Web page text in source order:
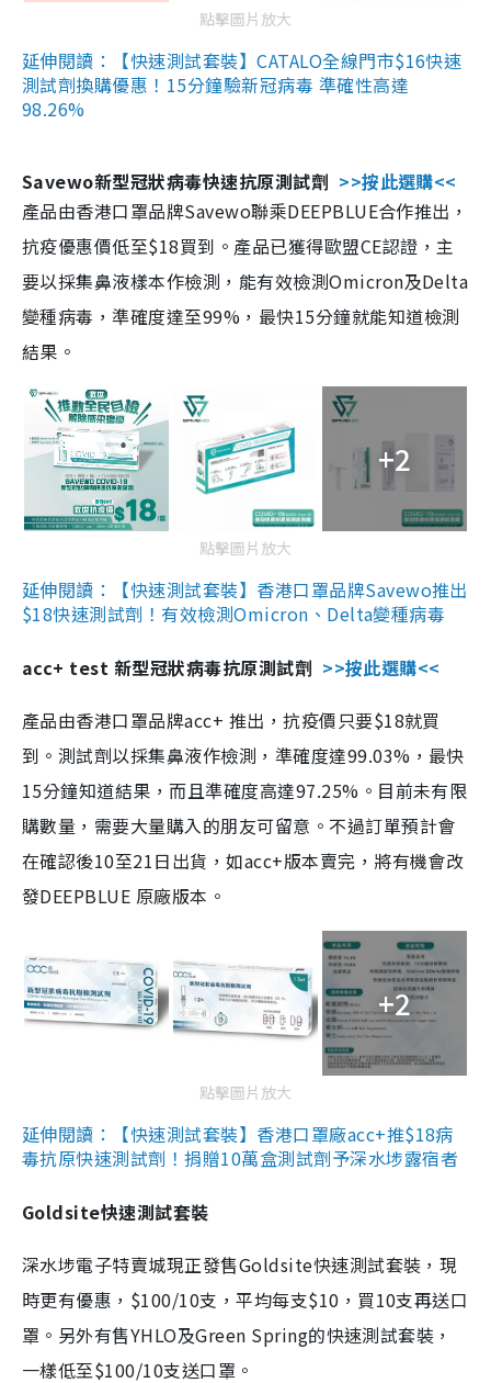
點擊圖片放大
延伸閱讀：【快速測試套裝】CATALO全線門市$16快速
測試劑換購優惠！15分鐘驗新冠病毒 準確性高達
98.26%
Savewo新型冠狀病毒快速抗原測試劑 >>按此選購<<
產品由香港口罩品牌Savewo聯乘DEEPBLUE合作推出，
抗疫優惠價低至$18買到。產品已獲得歐盟CE認證，主
要以採集鼻液樣本作檢測，能有效檢測Omicron及Delta
變種病毒，準確度達至99%，最快15分鐘就能知道檢測
結果。
+2
點擊圖片放大
延伸閱讀：【快速測試套裝】香港口罩品牌Savewo推出
$18快速測試劑！有效檢測Omicron、Delta變種病毒
acc+ test 新型冠狀病毒抗原測試劑 >>按此選購<<
產品由香港口罩品牌acc+ 推出，抗疫價只要$18就買
到。測試劑以採集鼻液作檢測，準確度達99.03%，最快
15分鐘知道結果，而且準確度高達97.25%。目前未有限
購數量，需要大量購入的朋友可留意。不過訂單預計會
在確認後10至21日出貨，如acc+版本賣完，將有機會改
發DEEPBLUE 原廠版本。
+2
點擊圖片放大
延伸閱讀：【快速測試套裝】香港口罩廠acc+推$18病
毒抗原快速測試劑！捐贈10萬盒測試劑予深水埗露宿者
Goldsite快速測試套裝
深水埗電子特賣城現正發售Goldsite快速測試套裝，現
時更有優惠，$100/10支，平均每支$10，買10支再送口
罩。另外有售YHLO及Green Spring的快速測試套裝，
一樣低至$100/10支送口罩。